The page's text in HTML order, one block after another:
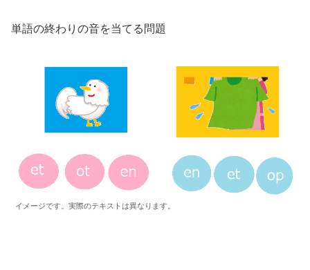
単語の終わりの音を当てる問題
イメージです。実際のテキストは異なります。